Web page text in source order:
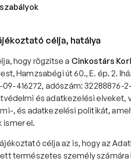
célja, hatálya
hogy rögzítse a Cinkostárs
Hamzsabégi út 60., E. ép. 2.
416272, adószám: 32288876-
és adatkezelési elveket,
, és adatkezelési politikát,
ismer el.
célja az is, hogy az
természetes személy